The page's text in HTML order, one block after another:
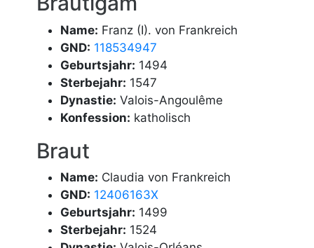
Name: Franz (I). von Frankreich
GND: 118534947
Geburtsjahr: 1494
Sterbejahr: 1547
Dynastie: Valois-Angoulême
Konfession: katholisch
Braut
Name: Claudia von Frankreich
GND: 12406163X
Geburtsjahr: 1499
Sterbejahr: 1524